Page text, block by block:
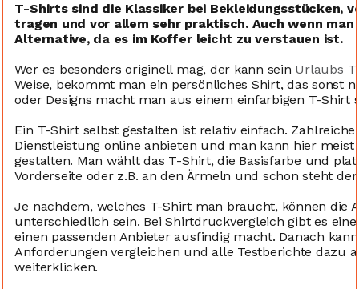
T-Shirts sind die Klassiker bei Bekleidungsstücken,
tragen und vor allem sehr praktisch. Auch wenn
Alternative, da es im Koffer leicht zu verstauen ist.
Wer es besonders originell mag, der kann sein Urlaubs
Weise, bekommt man ein persönliches Shirt, das sonst
oder Designs macht man aus einem einfarbigen T-Shirt
Ein T-Shirt selbst gestalten ist relativ einfach.
Dienstleistung online anbieten und man kann hier
gestalten. Man wählt das T-Shirt, die Basisfarbe und
Vorderseite oder z.B. an den Ärmeln und schon steht
Je nachdem, welches T-Shirt man braucht, können die
unterschiedlich sein. Bei Shirtdruckvergleich gibt es
einen passenden Anbieter ausfindig macht. Danach
Anforderungen vergleichen und alle Testberichte dazu
weiterklicken.